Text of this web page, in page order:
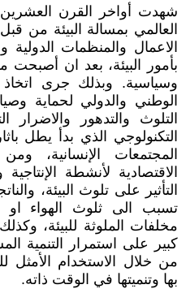
شهدت أواخر القرن العشرين
العالمي بمسالة البيئة من
الاعمال والمنظمات الدولية
بأمور البيئة، بعد ان أصبحت
وسياسية. وبذلك جرى
الوطني والدولي لحماية
التلوث والتدهور والاضرار
التكنولوجي الذي بدأ يطل
المجتمعات الإنسانية،
الاقتصادية لأنشطة
التأثير على تلوث البيئة،
تسبب الى ثلوث الهواء او
مخلفات الملوثة للبيئة،
كبير على استمرار التنمية
من خلال الاستخدام الأمثل
بها وتنميتها في الوقت ذاته.